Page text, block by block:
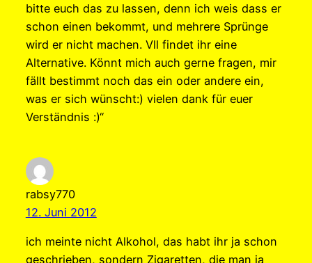
bitte euch das zu lassen, denn ich weis dass er
schon einen bekommt, und mehrere Sprünge
wird er nicht machen. Vll findet ihr eine
Alternative. Könnt mich auch gerne fragen, mir
fällt bestimmt noch das ein oder andere ein,
was er sich wünscht:) vielen dank für euer
Verständnis :)“
rabsy770
12. Juni 2012
ich meinte nicht Alkohol, das habt ihr ja schon
geschrieben, sondern Zigaretten, die man ja